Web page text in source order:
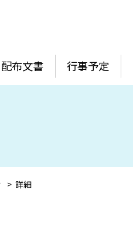
配布文書 行事予定
> 詳細